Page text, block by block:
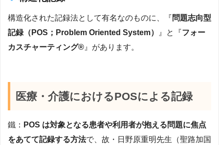
構造化された記録法として有名なのものに、『問題志向型
記録（POS；Problem Oriented System）
』と『フォー
カスチャーティング® 』があります。
医療・介護におけるPOSによる記録
鐵： POS は対象となる患者や利用者が抱える問題に焦点
をあてて記録する方法で、故・日野原重明先生（聖路加国